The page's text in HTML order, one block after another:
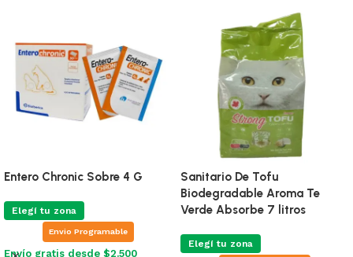
Entero Chronic Sobre 4 G
Elegí tu zona
Envio Programable
Envío gratis desde $2.500
Sanitario De Tofu
Biodegradable Aroma Te
Verde Absorbe 7 litros
Elegí tu zona